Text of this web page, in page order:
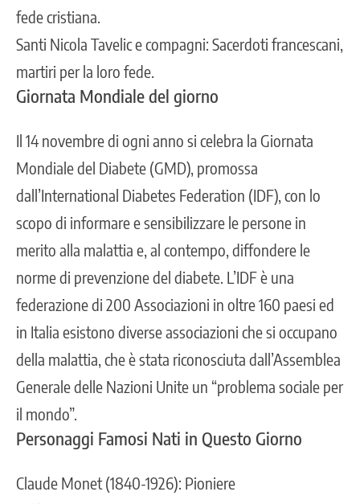
fede cristiana.
Santi Nicola Tavelic e compagni: Sacerdoti francescani,
martiri per la loro fede.
Giornata Mondiale del giorno
Il 14 novembre di ogni anno si celebra la Giornata
Mondiale del Diabete (GMD), promossa
dall’International Diabetes Federation (IDF), con lo
scopo di informare e sensibilizzare le persone in
merito alla malattia e, al contempo, diffondere le
norme di prevenzione del diabete. L’IDF è una
federazione di 200 Associazioni in oltre 160 paesi ed
in Italia esistono diverse associazioni che si occupano
della malattia, che è stata riconosciuta dall’Assemblea
Generale delle Nazioni Unite un “problema sociale per
il mondo”.
Personaggi Famosi Nati in Questo Giorno
Claude Monet (1840-1926): Pioniere